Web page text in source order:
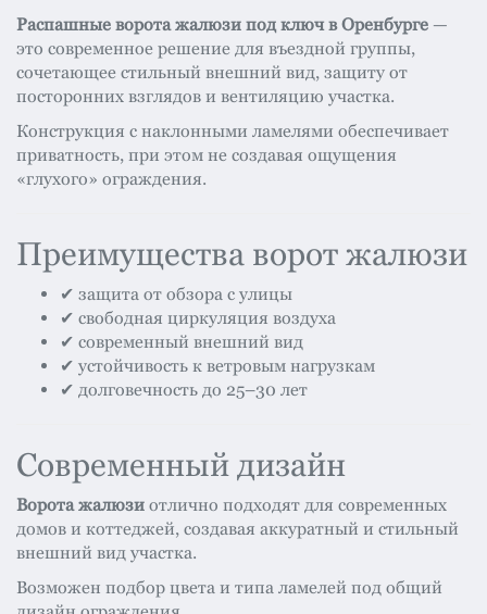
категории
Распашные ворота жалюзи под ключ в Оренбурге —
это современное решение для въездной группы,
сочетающее стильный внешний вид, защиту от
посторонних взглядов и вентиляцию участка.
Конструкция с наклонными ламелями обеспечивает
приватность, при этом не создавая ощущения
«глухого» ограждения.
Преимущества ворот жалюзи
✔ защита от обзора с улицы
✔ свободная циркуляция воздуха
✔ современный внешний вид
✔ устойчивость к ветровым нагрузкам
✔ долговечность до 25–30 лет
Современный дизайн
Ворота жалюзи отлично подходят для современных
домов и коттеджей, создавая аккуратный и стильный
внешний вид участка.
Возможен подбор цвета и типа ламелей под общий